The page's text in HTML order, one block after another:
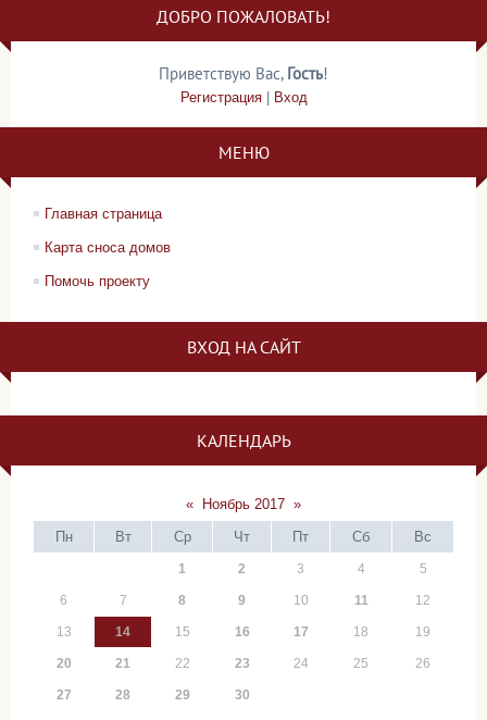
ДОБРО ПОЖАЛОВАТЬ!
Приветствую Вас, Гость!
Регистрация| Вход
МЕНЮ
Главная страница
Карта сноса домов
Помочь проекту
ВХОД НА САЙТ
КАЛЕНДАРЬ
« Ноябрь 2017 »
Пн
Вт Ср Чт Пт Сб Вс
1 2 3 4 5
6 7 8 9 10 11 12
13 14 15 16 17 18 19
20 21 22 23 24 25 26
27 28 29 30